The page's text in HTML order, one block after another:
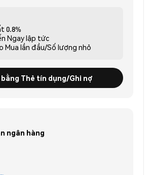
0.8%
Ngay lập tức
Mua lần đầu/Số lượng nhỏ
bằng Thẻ tín dụng/Ghi nợ
ngân hàng